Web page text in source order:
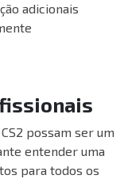
adicionais
possam ser um
entender uma
para todos os